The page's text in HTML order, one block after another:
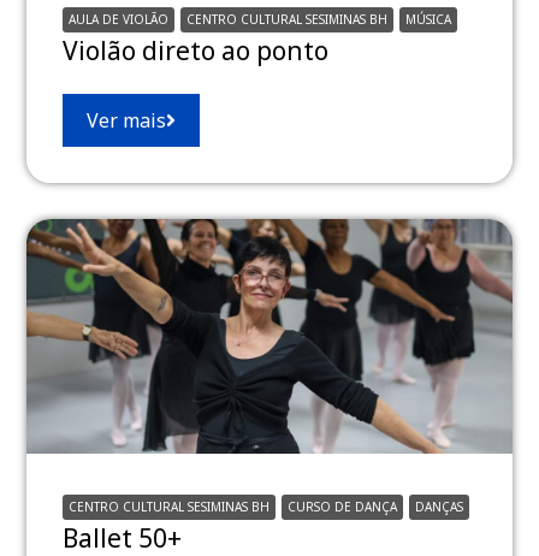
AULA DE VIOLÃO CENTRO CULTURAL SESIMINAS BH MÚSICA
Violão direto ao ponto
Ver mais
CENTRO CULTURAL SESIMINAS BH CURSO DE DANÇA DANÇAS
Ballet 50+